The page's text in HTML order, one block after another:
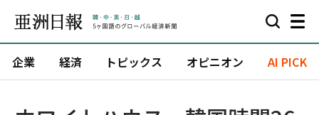
企業 経済 トピックス オピニオン AI PICK